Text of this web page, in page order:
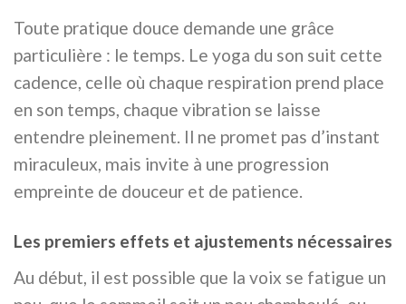
Toute pratique douce demande une grâce
particulière : le temps. Le yoga du son suit cette
cadence, celle où chaque respiration prend place
en son temps, chaque vibration se laisse
entendre pleinement. Il ne promet pas d’instant
miraculeux, mais invite à une progression
empreinte de douceur et de patience.
Les premiers effets et ajustements nécessaires
Au début, il est possible que la voix se fatigue un